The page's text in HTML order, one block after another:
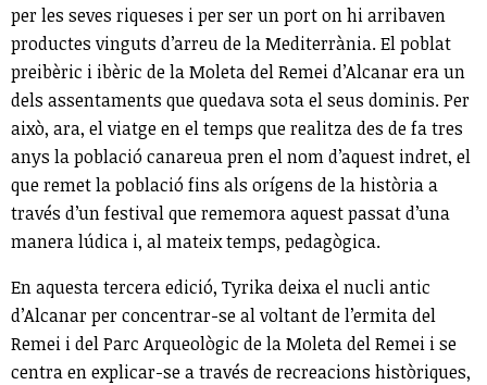
per les seves riqueses i per ser un port on hi arribaven
productes vinguts d’arreu de la Mediterrània. El poblat
preibèric i ibèric de la Moleta del Remei d’Alcanar era un
dels assentaments que quedava sota el seus dominis. Per
això, ara, el viatge en el temps que realitza des de fa tres
anys la població canareua pren el nom d’aquest indret, el
que remet la població fins als orígens de la història a
través d’un festival que rememora aquest passat d’una
manera lúdica i, al mateix temps, pedagògica.
En aquesta tercera edició, Tyrika deixa el nucli antic
d’Alcanar per concentrar-se al voltant de l’ermita del
Remei i del Parc Arqueològic de la Moleta del Remei i se
centra en explicar-se a través de recreacions històriques,